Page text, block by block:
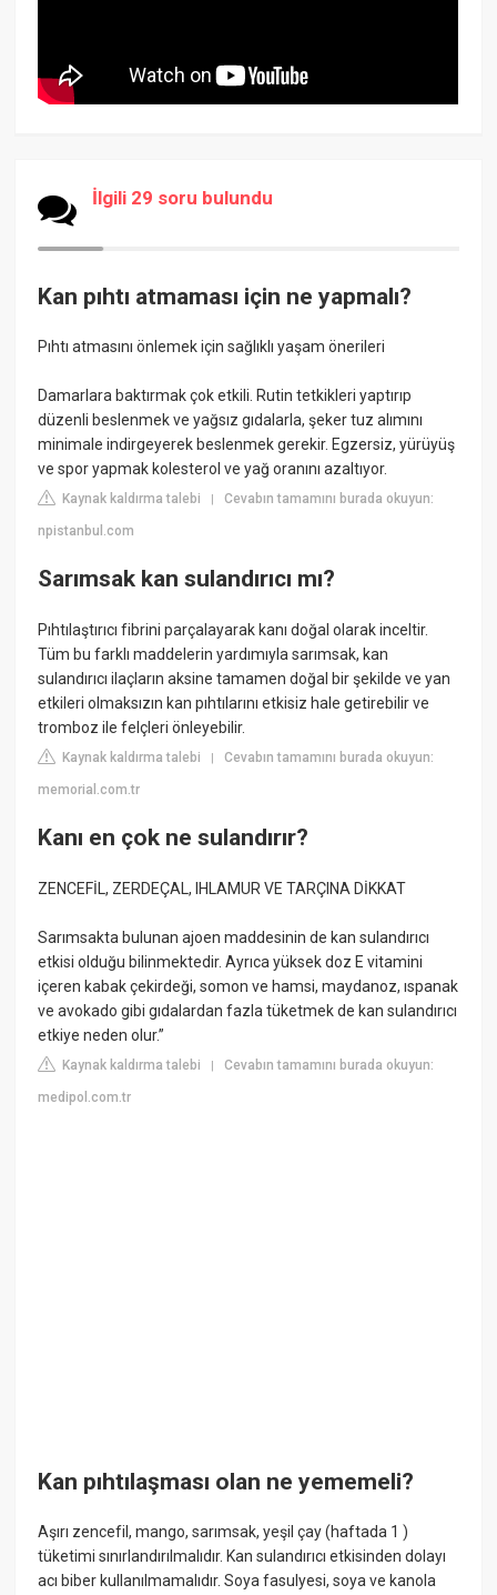
İlgili 29 soru bulundu
Kan pıhtı atmaması için ne yapmalı?
Pıhtı atmasını önlemek için sağlıklı yaşam önerileri
Damarlara baktırmak çok etkili. Rutin tetkikleri yaptırıp
düzenli beslenmek ve yağsız gıdalarla, şeker tuz alımını
minimale indirgeyerek beslenmek gerekir. Egzersiz, yürüyüş
ve spor yapmak kolesterol ve yağ oranını azaltıyor.
Kaynak kaldırma talebi |Cevabın tamamını burada okuyun:
npistanbul.com
Sarımsak kan sulandırıcı mı?
Pıhtılaştırıcı fibrini parçalayarak kanı doğal olarak inceltir.
Tüm bu farklı maddelerin yardımıyla sarımsak, kan
sulandırıcı ilaçların aksine tamamen doğal bir şekilde ve yan
etkileri olmaksızın kan pıhtılarını etkisiz hale getirebilir ve
tromboz ile felçleri önleyebilir.
Kaynak kaldırma talebi |Cevabın tamamını burada okuyun:
memorial.com.tr
Kanı en çok ne sulandırır?
ZENCEFİL, ZERDEÇAL, IHLAMUR VE TARÇINA DİKKAT
Sarımsakta bulunan ajoen maddesinin de kan sulandırıcı
etkisi olduğu bilinmektedir. Ayrıca yüksek doz E vitamini
içeren kabak çekirdeği, somon ve hamsi, maydanoz, ıspanak
ve avokado gibi gıdalardan fazla tüketmek de kan sulandırıcı
etkiye neden olur.”
Kaynak kaldırma talebi |Cevabın tamamını burada okuyun:
medipol.com.tr
Kan pıhtılaşması olan ne yememeli?
Aşırı zencefil, mango, sarımsak, yeşil çay (haftada 1 )
tüketimi sınırlandırılmalıdır. Kan sulandırıcı etkisinden dolayı
acı biber kullanılmamalıdır. Soya fasulyesi, soya ve kanola